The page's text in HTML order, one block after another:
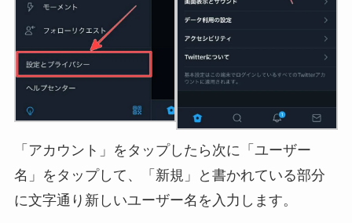
「アカウント」をタップしたら次に「ユーザー
名」をタップして、「新規」と書かれている部分
に文字通り新しいユーザー名を入力します。